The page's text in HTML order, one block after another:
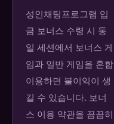
성인채팅프로그램 입
금 보너스 수령 시 동
일 세션에서 보너스 게
임과 일반 게임을 혼합
이용하면 불이익이 생
길 수 있습니다. 보너
스 이용 약관을 꼼꼼히